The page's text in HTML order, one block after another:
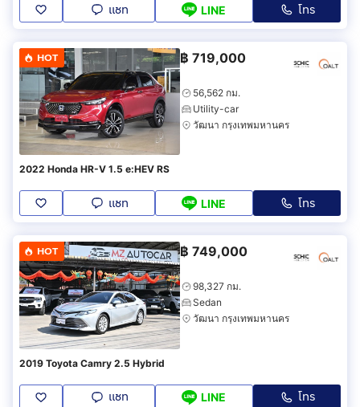
แชท LINE โทร
HOT ฿ 719,000
56,562 กม.
Utility-car
วัฒนา กรุงเทพมหานคร
2022 Honda HR-V 1.5 e:HEV RS
แชท LINE โทร
HOT ฿ 749,000
98,327 กม.
Sedan
วัฒนา กรุงเทพมหานคร
2019 Toyota Camry 2.5 Hybrid
แชท LINE โทร